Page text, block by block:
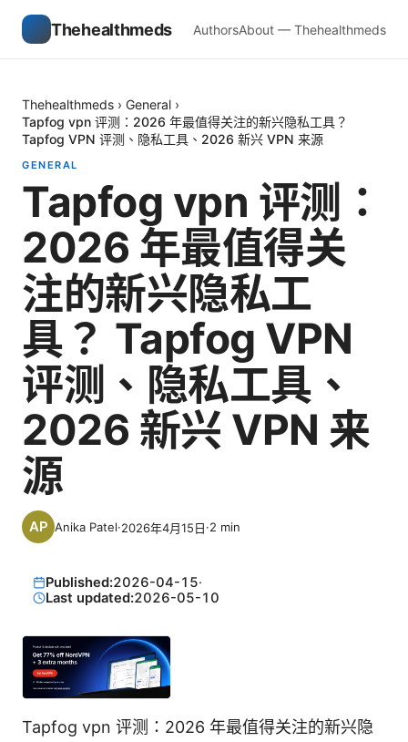
Thehealthmeds AuthorsAbout — Thehealthmeds
Thehealthmeds › General ›
Tapfog vpn 评测：2026 年最值得关注的新兴隐私工具？
Tapfog VPN 评测、隐私工具、2026 新兴 VPN 来源
GENERAL
Tapfog vpn 评测：
2026 年最值得关
注的新兴隐私工
具？ Tapfog VPN
评测、隐私工具、
2026 新兴 VPN 来
源
Anika Patel·2026年4月15日·2 min
Published:2026-04-15·
Last updated:2026-05-10
Tapfog vpn 评测：2026 年最值得关注的新兴隐